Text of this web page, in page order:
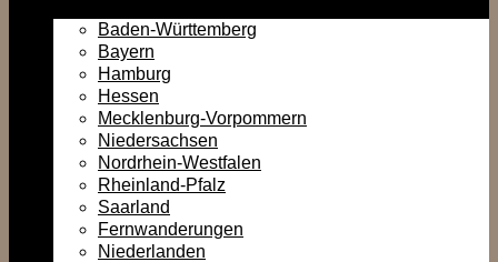
Baden-Württemberg
Bayern
Hamburg
Hessen
Mecklenburg-Vorpommern
Niedersachsen
Nordrhein-Westfalen
Rheinland-Pfalz
Saarland
Fernwanderungen
Niederlanden